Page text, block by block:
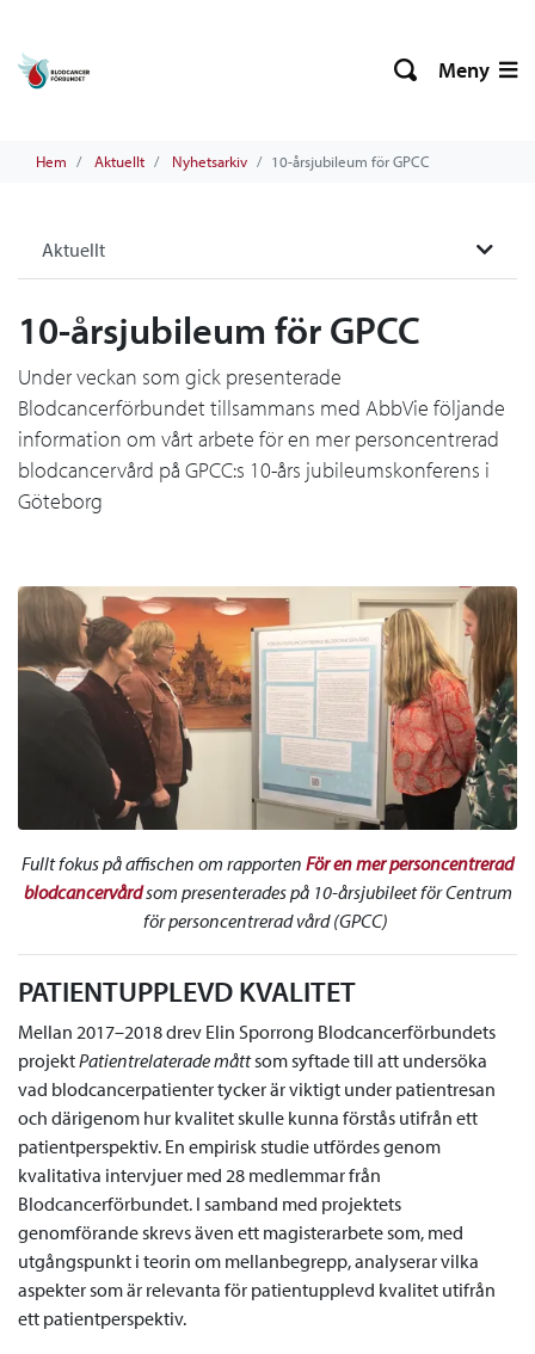
Meny
Hem Aktuellt Nyhetsarkiv 10-årsjubileum för GPCC
Aktuellt
10-årsjubileum för GPCC
Under veckan som gick presenterade
Blodcancerförbundet tillsammans med AbbVie följande
information om vårt arbete för en mer personcentrerad
blodcancervård på GPCC:s 10-års jubileumskonferens i
Göteborg
Fullt fokus på affischen om rapporten För en mer personcentrerad
blodcancervårdsom presenterades på 10-årsjubileet för Centrum
för personcentrerad vård (GPCC)
PATIENTUPPLEVD KVALITET
Mellan 2017–2018 drev Elin Sporrong Blodcancerförbundets
projektPatientrelaterade måttsom syftade till att undersöka
vad blodcancerpatienter tycker är viktigt under patientresan
och därigenom hur kvalitet skulle kunna förstås utifrån ett
patientperspektiv. En empirisk studie utfördes genom
kvalitativa intervjuer med 28 medlemmar från
Blodcancerförbundet. I samband med projektets
genomförande skrevs även ett magisterarbete som, med
utgångspunkt i teorin om mellanbegrepp, analyserar vilka
aspekter som är relevanta för patientupplevd kvalitet utifrån
ett patientperspektiv.